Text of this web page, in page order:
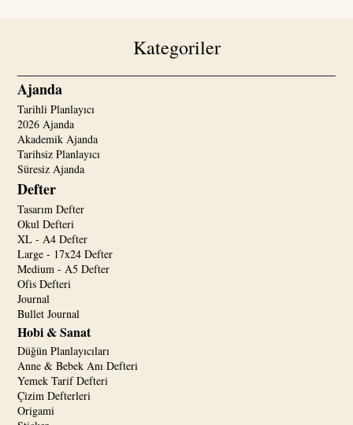
Kategoriler
Ajanda
Tarihli Planlayıcı
2026 Ajanda
Akademik Ajanda
Tarihsiz Planlayıcı
Süresiz Ajanda
Defter
Tasarım Defter
Okul Defteri
XL - A4 Defter
Large - 17x24 Defter
Medium - A5 Defter
Ofis Defteri
Journal
Bullet Journal
Hobi & Sanat
Düğün Planlayıcıları
Anne & Bebek Anı Defteri
Yemek Tarif Defteri
Çizim Defterleri
Origami